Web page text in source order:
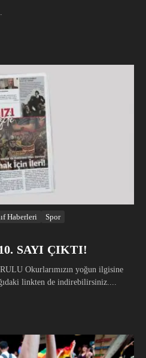
Haberleri
Spor
SAYI ÇIKTI!
Okurlarımızın yoğun ilgisine
linkten de indirebilirsiniz....